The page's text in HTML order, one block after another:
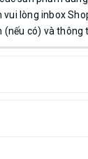
vui lòng inbox
(nếu có) và thông